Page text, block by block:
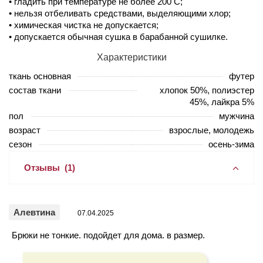
• нельзя отбеливать средствами, выделяющими хлор;
• химическая чистка не допускается;
• допускается обычная сушка в барабанной сушилке.
Характеристики
ткань основная
футер
состав ткани
хлопок 50%, полиэстер
45%, лайкра 5%
пол
мужчина
возраст
взрослые, молодежь
сезон
осень-зима
Отзывы (1)
Алевтина 07.04.2025
Брюки не тонкие. подойдет для дома. в размер.